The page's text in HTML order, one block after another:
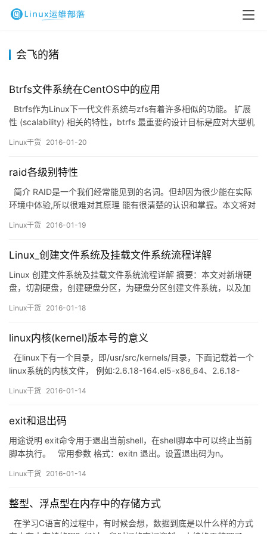
会飞的猪
Btrfs文件系统在CentOS中的应用
Btrfs作为Linux下一代文件系统与zfs有着许多相似的功能。 扩展
性 (scalability) 相关的特性，btrfs 最重要的设计目标是应对大型机
特性保证了 btrfs 在大型机器上仍有卓越的表现，其整体性能而不会
Linux干货 2016-01-20
raid各级别特性
简介 RAID是一个我们经常能见到的名词。但却因为很少能在实际
环境中体验,所以很难对其原理 能有很清楚的认识和掌握。本文将对
立磁盘冗余阵列(Rdeundant Array of Independent Disks),基本思
Linux干货 2016-01-19
Linux_创建文件系统及挂载文件系统流程详解
Linux 创建文件系统及挂载文件系统流程详解 摘要：本文对新增硬
盘，切割硬盘，创建硬盘分区，为硬盘分区创建文件系统，以及加
过程；本文涉及fdisk、mkfs、mount … … 等工具；对/etc/fstab
Linux干货 2016-01-18
linux内核(kernel)版本号的意义
在linux下有一个目录，即/usr/src/kernels/目录，下面记载着一个
linux系统的内核文件， 例如:2.6.18-164.el5-x86_64、2.6.18-
么呢？例如2.6.18代表着什么？el5代表着什么？x86_64又代表着什
Linux干货 2016-01-14
exit和退出码
用途说明 exit命令用于退出当前shell，在shell脚本中可以终止当前
脚本执行。 常用参数 格式：exitn 退出。设置退出码为n。
退出码不变，即为最后一个命令的退出码。（Ifn is omitted, the e…
Linux干货 2016-01-14
整型、浮点型在内存中的存储方式
在学习C语言的过程中，有时候会想，数据到底是以什么样的方式